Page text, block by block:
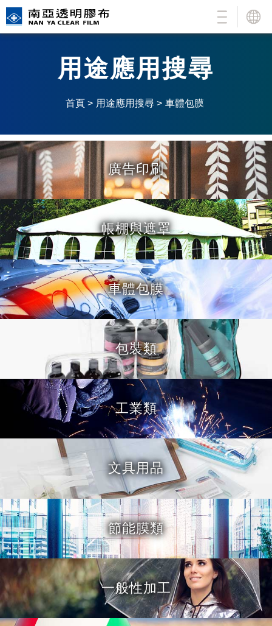
用途應用搜尋
產品介紹
超級透明膠布
厚透明膠布
抗靜電 / 防塵 / 防蟲膠布
更多南亞商品
高IR阻隔透明隔熱膠布(冰酷S)
電子級保護用膠布
加工說明
品質認證
樣品索取
聯絡我們
用途應用搜尋
首頁 > 用途應用搜尋 > 車體包膜
廣告印刷
帳棚與遮罩
車體包膜
包裝類
工業類
文具用品
節能膜類
一般性加工